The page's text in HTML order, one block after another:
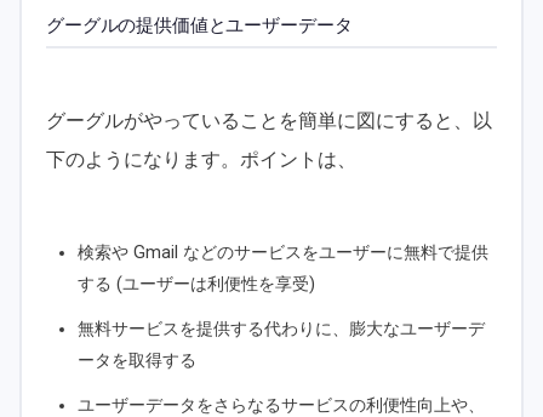
グーグルの提供価値とユーザーデータ
グーグルがやっていることを簡単に図にすると、以
下のようになります。ポイントは、
検索や Gmail などのサービスをユーザーに無料で提供
する (ユーザーは利便性を享受)
無料サービスを提供する代わりに、膨大なユーザーデ
ータを取得する
ユーザーデータをさらなるサービスの利便性向上や、